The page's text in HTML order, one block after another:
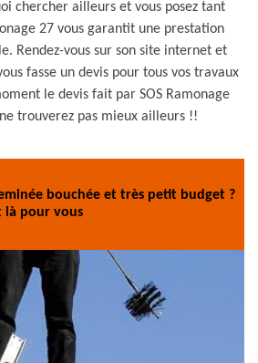
chercher ailleurs et vous posez tant
27 vous garantit une prestation
Rendez-vous sur son site internet et
fasse un devis pour tous vos travaux
le devis fait par SOS Ramonage
trouverez pas mieux ailleurs !!
bouchée et très petit budget ?
là pour vous